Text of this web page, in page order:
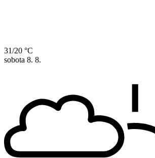
31/20 °C
sobota 8. 8.